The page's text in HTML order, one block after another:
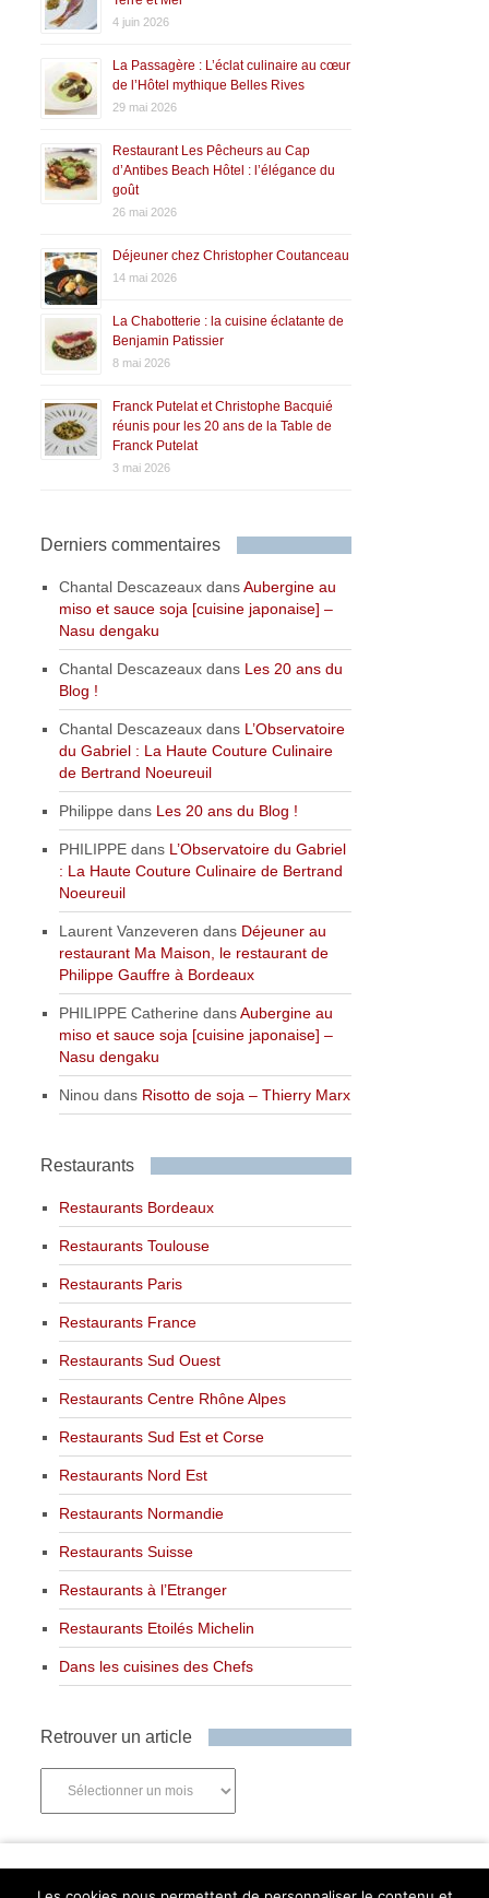
4 juin 2026
La Passagère : L’éclat culinaire au cœur
de l’Hôtel mythique Belles Rives
29 mai 2026
Restaurant Les Pêcheurs au Cap
d’Antibes Beach Hôtel : l’élégance du
goût
26 mai 2026
Déjeuner chez Christopher Coutanceau
14 mai 2026
La Chabotterie : la cuisine éclatante de
Benjamin Patissier
8 mai 2026
Franck Putelat et Christophe Bacquié
réunis pour les 20 ans de la Table de
Franck Putelat
3 mai 2026
Derniers commentaires
Chantal Descazeaux dansAubergine au
miso et sauce soja [cuisine japonaise] –
Nasu dengaku
Chantal Descazeaux dans Les 20 ans du
Blog !
Chantal Descazeaux dans L’Observatoire
du Gabriel : La Haute Couture Culinaire
de Bertrand Noeureuil
Philippe dans Les 20 ans du Blog !
PHILIPPE dans L’Observatoire du Gabriel
: La Haute Couture Culinaire de Bertrand
Noeureuil
Laurent Vanzeveren dans Déjeuner au
restaurant Ma Maison, le restaurant de
Philippe Gauffre à Bordeaux
PHILIPPE Catherine dansAubergine au
miso et sauce soja [cuisine japonaise] –
Nasu dengaku
Ninou dans Risotto de soja – Thierry Marx
Restaurants
Restaurants Bordeaux
Restaurants Toulouse
Restaurants Paris
Restaurants France
Restaurants Sud Ouest
Restaurants Centre Rhône Alpes
Restaurants Sud Est et Corse
Restaurants Nord Est
Restaurants Normandie
Restaurants Suisse
Restaurants à l’Etranger
Restaurants Etoilés Michelin
Dans les cuisines des Chefs
Retrouver un article